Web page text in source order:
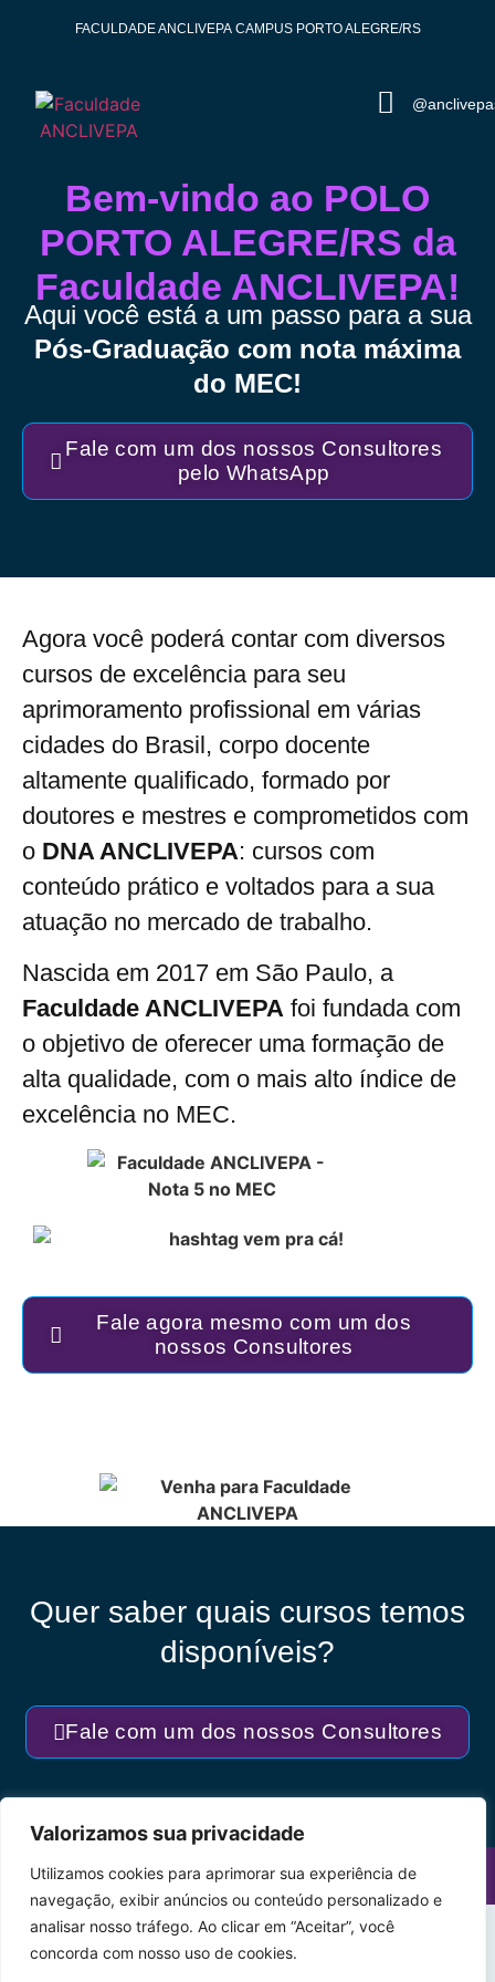
Valorizamos sua privacidade
Utilizamos cookies para aprimorar sua experiência de
navegação, exibir anúncios ou conteúdo personalizado e
analisar nosso tráfego. Ao clicar em “Aceitar”, você
concorda com nosso uso de cookies.
FACULDADE ANCLIVEPACAMPUS PORTO ALEGRE/RS
Bem-vindo ao POLO
PORTO ALEGRE/RS da
Faculdade ANCLIVEPA!
Aqui você está a um passo para a sua
Pós-Graduação com nota máxima
do MEC!
Fale com um dos nossos Consultores
pelo WhatsApp
Agora você poderá contar com diversos
cursos de excelência para seu
aprimoramento profissional em várias
cidades do Brasil, corpo docente
altamente qualificado, formado por
doutores e mestres e comprometidos com
o DNA ANCLIVEPA: cursos com
conteúdo prático e voltados para a sua
atuação no mercado de trabalho.
Nascida em 2017 em São Paulo, a
Faculdade ANCLIVEPA foi fundada com
o objetivo de oferecer uma formação de
alta qualidade, com o mais alto índice de
excelência no MEC.
Fale agora mesmo com um dos
nossos Consultores
Quer saber quais cursos temos
disponíveis?
Fale com um dos nossos Consultores
FACULDADE ANCLIVEPANOTA MÁXIMA DO MEC